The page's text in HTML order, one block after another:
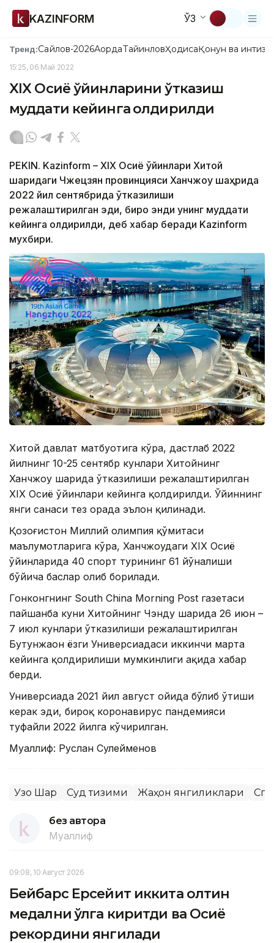
KAZINFORM ЎЗ
Тренд:Сайлов-2026АқордаТайинловҲодисаҚонун ва
15:25, 06 Май 2022
XIX Осиё ўйинларини ўтказиш
муддати кейинга қолдирилди
PEKIN. Kazinform – XIX Осиё ўйинлари Хитой
шарқидаги Чжецзян провинцияси Ханчжоу шаҳрида
2022 йил сентябрида ўтказилиши
режалаштирилган эди, бироқ энди унинг муддати
кейинга қолдирилди, деб хабар беради Kazinform
мухбири.
Хитой давлат матбуотига кўра, дастлаб 2022
йилнинг 10-25 сентябр кунлари Хитойнинг
Ханчжоу шаҳрида ўтказилиши режалаштирилган
XIX Осиё ўйинлари кейинга қолдирилди. Ўйиннинг
янги санаси тез орада эълон қилинади.
Қозоғистон Миллий олимпия қўмитаси
маълумотларига кўра, Ханчжоудаги XIX Осиё
ўйинларида 40 спорт турининг 61 йўналиши
бўйича баҳслар олиб борилади.
Гонконгнинг South China Morning Post газетаси
пайшанба куни Хитойнинг Чэнду шаҳрида 26 июн –
7 июл кунлари ўтказилиши режалаштирилган
Бутунжаҳон ёзги Универсиадаси иккинчи марта
кейинга қолдирилиши мумкинлиги ҳақида хабар
берди.
Универсиада 2021 йил август ойида бўлиб ўтиши
керак эди, бироқ коронавирус пандемияси
туфайли 2022 йилга кўчирилган.
Муаллиф: Руслан Сулейменов
Узоқ Шарқ Суд тизими Жаҳон янгиликлари
без автора
Муаллиф
09:08, 10 Август 2026
Бейбарс Ерсейит иккита олтин
медални қўлга киритди ва Осиё
рекордини янгилади